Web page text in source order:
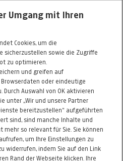
NACH
OBEN
Umgang mit Ihren
Cookies, um die
sicherzustellen sowie die Zugriffe
zu optimieren.
und greifen auf
oder eindeutige
Durch Auswahl von OK aktivieren
unter „Wir und unsere Partner
bereitzustellen“ aufgeführten
sind, sind manche Inhalte und
mehr so relevant für Sie. Sie können
um Ihre Einstellungen zu
widerrufen, indem Sie auf den Link
Rand der Webseite klicken. Ihre